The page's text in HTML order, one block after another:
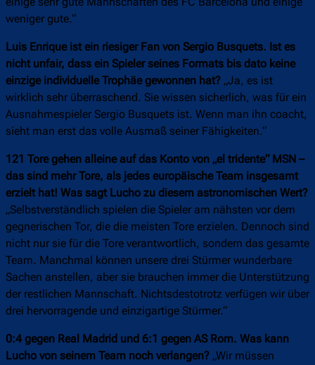
weniger gute.“
Luis Enrique ist ein riesiger Fan von Sergio Busquets. Ist es
nicht unfair, dass ein Spieler seines Formats bis dato keine
einzige individuelle Trophäe gewonnen hat? „Ja, es ist
wirklich sehr überraschend. Sie wissen sicherlich, was für ein
Ausnahmespieler Sergio Busquets ist. Wenn man ihn coacht,
sieht man erst das volle Ausmaß seiner Fähigkeiten.“
121 Tore gehen alleine auf das Konto von „el tridente“ MSN –
das sind mehr Tore, als jedes europäische Team insgesamt
erzielt hat! Was sagt Lucho zu diesem astronomischen Wert?
„Selbstverständlich spielen die Spieler am nähsten vor dem
gegnerischen Tor, die die meisten Tore erzielen. Dennoch sind
nicht nur sie für die Tore verantwortlich, sondern das gesamte
Team. Manchmal können unsere drei Stürmer wunderbare
Sachen anstellen, aber sie brauchen immer die Unterstützung
der restlichen Mannschaft. Nichtsdestotrotz verfügen wir über
drei hervorragende und einzigartige Stürmer.“
0:4 gegen Real Madrid und 6:1 gegen AS Rom. Was kann
Lucho von seinem Team noch verlangen? „Wir müssen